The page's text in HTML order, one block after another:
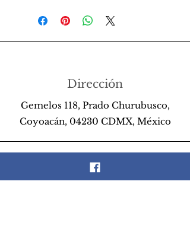
Dirección
Gemelos 118, Prado Churubusco,
Coyoacán, 04230 CDMX, México
Teléfono